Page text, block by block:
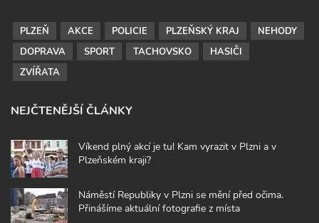
PLZEŇ AKCE POLICIE PLZEŇSKÝ KRAJ
NEHODY
DOPRAVA
SPORT TACHOVSKO
HASIČI
ZVÍŘATA
NEJČTENĚJŠÍ ČLÁNKY
Víkend plný akcí je tu! Kam vyrazit v Plzni a v
Plzeňském kraji?
Náměstí Republiky v Plzni se mění před očima.
Přinášíme aktuální fotografie z místa